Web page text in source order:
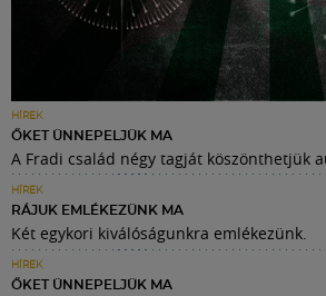
HÍREK
ŐKET ÜNNEPELJÜK MA
A Fradi család négy tagját köszönthetjük
HÍREK
RÁJUK EMLÉKEZÜNK MA
Két egykori kiválóságunkra emlékezünk.
HÍREK
ŐKET ÜNNEPELJÜK MA